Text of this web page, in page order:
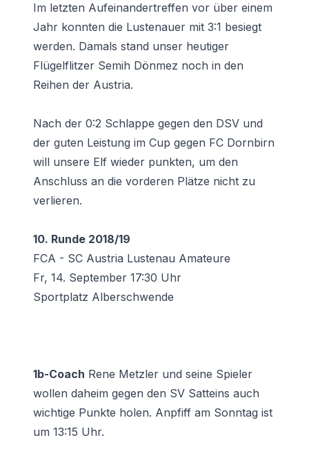
Im letzten Aufeinandertreffen vor über einem
Jahr konnten die Lustenauer mit 3:1 besiegt
werden. Damals stand unser heutiger
Flügelflitzer Semih Dönmez noch in den
Reihen der Austria.
Nach der 0:2 Schlappe gegen den DSV und
der guten Leistung im Cup gegen FC Dornbirn
will unsere Elf wieder punkten, um den
Anschluss an die vorderen Plätze nicht zu
verlieren.
10. Runde 2018/19
FCA - SC Austria Lustenau Amateure
Fr, 14. September 17:30 Uhr
Sportplatz Alberschwende
1b-Coach Rene Metzler und seine Spieler
wollen daheim gegen den SV Satteins auch
wichtige Punkte holen. Anpfiff am Sonntag ist
um 13:15 Uhr.